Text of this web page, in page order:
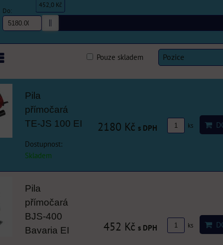
Do:
452,0 Kč
Pozice
Pouze skladem
Pila
přímočará
TE-JS 100 EI
Dostupnost:
Skladem
2180 Kč s DPH ks
Pila
přímočará
BJS-400
Bavaria EI
452 Kč s DPH ks